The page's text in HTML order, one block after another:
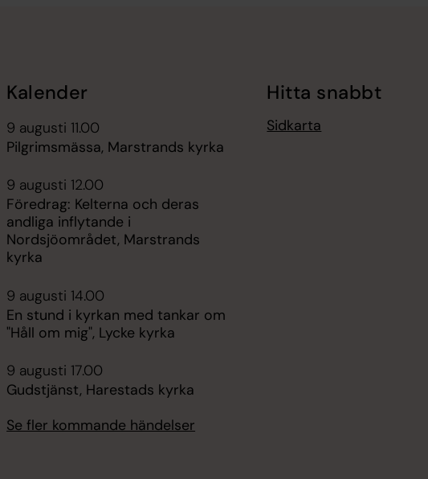
Kalender
9 augusti 11.00
Pilgrimsmässa, Marstrands kyrka
9 augusti 12.00
Föredrag: Kelterna och deras
andliga inflytande i
Nordsjöområdet, Marstrands
kyrka
9 augusti 14.00
En stund i kyrkan med tankar om
"Håll om mig", Lycke kyrka
9 augusti 17.00
Gudstjänst, Harestads kyrka
Se fler kommande händelser
Hitta snabbt
Sidkarta